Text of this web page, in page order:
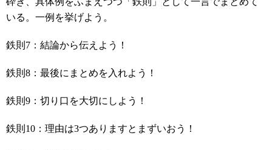
いる。一例を挙げよう。
鉄則7：結論から伝えよう！
鉄則8：最後にまとめを入れよう！
鉄則9：切り口を大切にしよう！
鉄則10：理由は3つありますとまずいおう！